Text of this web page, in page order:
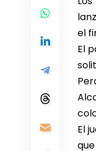
el
El
El